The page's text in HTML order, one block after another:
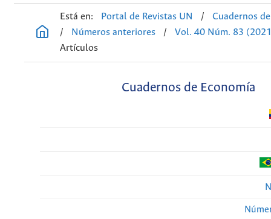
Está en: Portal de Revistas UN /
Cuadernos
/
Números anteriores /
Vol. 40 Núm. 83
Artículos
Cuadernos de Economía